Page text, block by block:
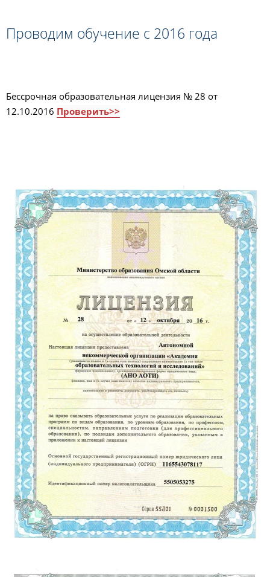
Проводим обучение с 2016 года
Бессрочная образовательная лицензия № 28 от
12.10.2016 Проверить>>